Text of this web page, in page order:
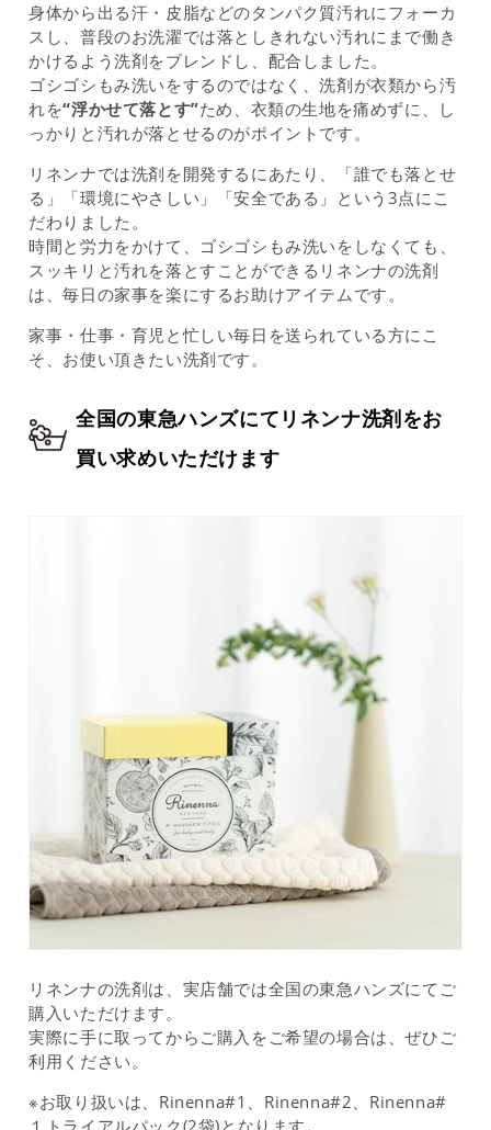
身体から出る汗・皮脂などのタンパク質汚れにフォーカ
スし、普段のお洗濯では落としきれない汚れにまで働き
かけるよう洗剤をブレンドし、配合しました。
ゴシゴシもみ洗いをするのではなく、洗剤が衣類から汚
れを“浮かせて落とす”ため、衣類の生地を痛めずに、し
っかりと汚れが落とせるのがポイントです。
リネンナでは洗剤を開発するにあたり、「誰でも落とせ
る」「環境にやさしい」「安全である」という3点にこ
だわりました。
時間と労力をかけて、ゴシゴシもみ洗いをしなくても、
スッキリと汚れを落とすことができるリネンナの洗剤
は、毎日の家事を楽にするお助けアイテムです。
家事・仕事・育児と忙しい毎日を送られている方にこ
そ、お使い頂きたい洗剤です。
全国の東急ハンズにてリネンナ洗剤をお
買い求めいただけます
リネンナの洗剤は、実店舗では全国の東急ハンズにてご
購入いただけます。
実際に手に取ってからご購入をご希望の場合は、ぜひご
利用ください。
※お取り扱いは、Rinenna#1、Rinenna#2、Rinenna#
１トライアルパック(2袋)となります。